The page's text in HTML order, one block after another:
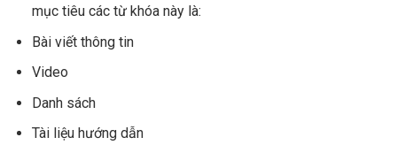
mục tiêu các từ khóa này là:
Bài viết thông tin
Video
Danh sách
Tài liệu hướng dẫn